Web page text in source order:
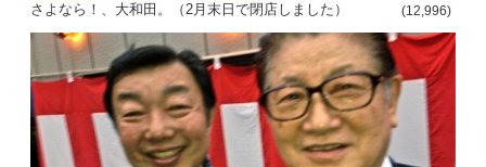
さよなら！、大和田。（2月末日で閉店しました） (12,996)